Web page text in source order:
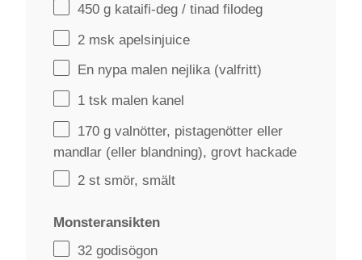
450 g kataifi-deg / tinad filodeg
2 msk apelsinjuice
En nypa malen nejlika (valfritt)
1 tsk malen kanel
170 g valnötter, pistagenötter eller
mandlar (eller blandning), grovt hackade
2 st smör, smält
Monsteransikten
32 godisögon